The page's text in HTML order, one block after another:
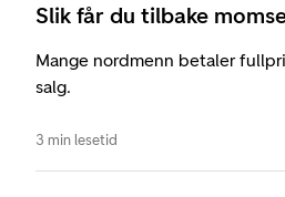
Slik får du tilbake
Mange nordmenn betaler
salg.
3 min lesetid